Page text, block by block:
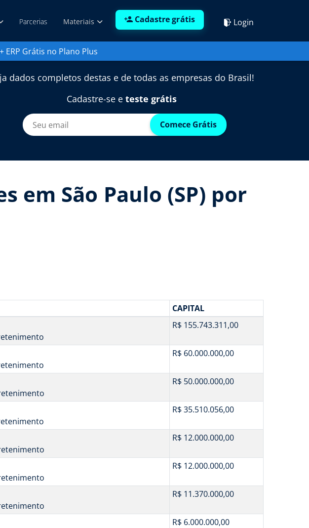
Parcerias Materiais Cadastre grátis Login
ERP Grátis no Plano Plus
dados completos destas e de todas as empresas do Brasil!
Cadastre-se e teste grátis
Comece Grátis
em São Paulo (SP) por
CAPITAL
R$ 155.743.311,00
R$ 60.000.000,00
R$ 50.000.000,00
R$ 35.510.056,00
R$ 12.000.000,00
R$ 12.000.000,00
R$ 11.370.000,00
R$ 6.000.000,00